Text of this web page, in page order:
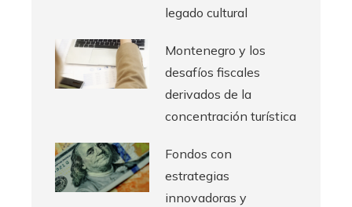
legado cultural
Montenegro y los
desafíos fiscales
derivados de la
concentración turística
Fondos con
estrategias
innovadoras y